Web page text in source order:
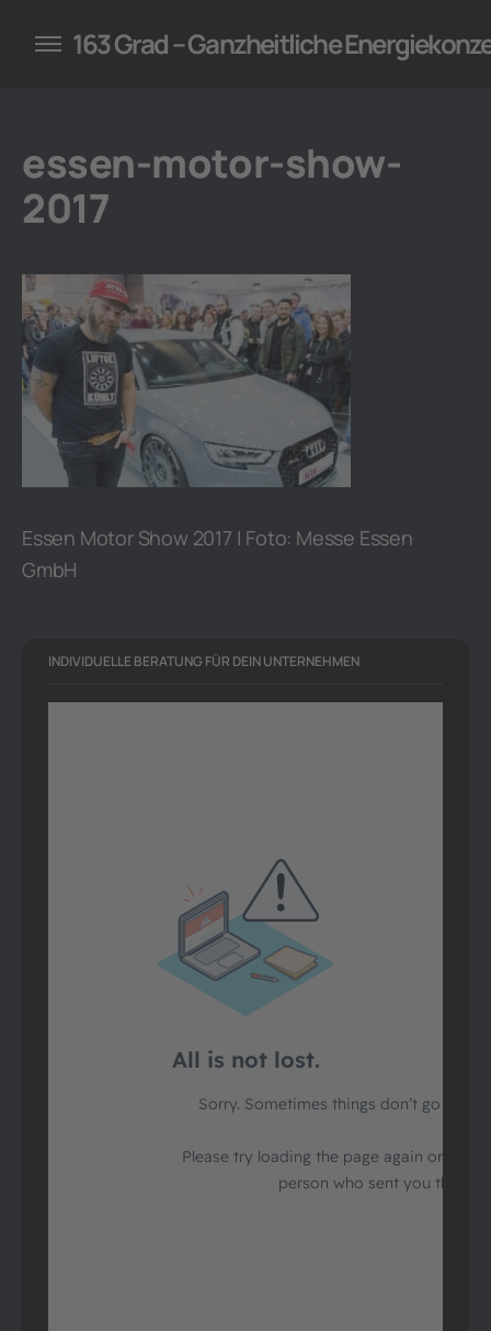
für Unternehmen
163 Grad – Ganzheitliche
essen-motor-show-
2017
Essen Motor Show 2017 | Foto: Messe Essen
GmbH
INDIVIDUELLE BERATUNG FÜR DEIN UNTERNEHMEN